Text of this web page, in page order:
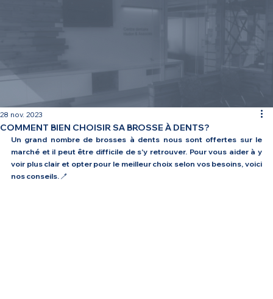
COMMENT BIEN CHOISIR SA BROSSE À DENTS?
28 nov. 2023
Un grand nombre de brosses à dents nous sont offertes sur le
marché et il peut être difficile de s'y retrouver. Pour vous aider à y
voir plus clair et opter pour le meilleur choix selon vos besoins, voici
nos conseils. 🪥